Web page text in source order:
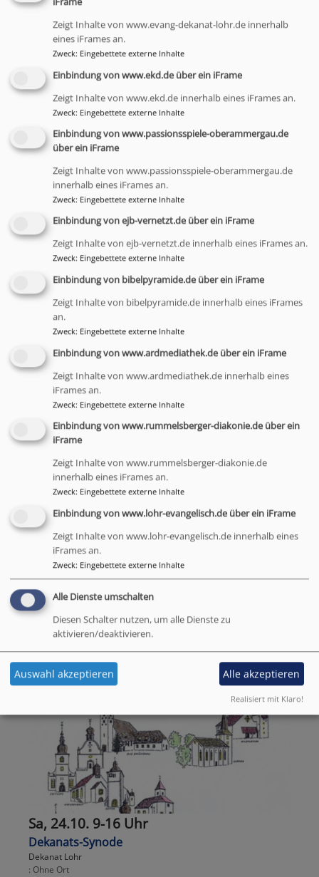
Sa, 26.9. 14-17:30 Uhr
Dekanatsfrauentag
Worte, die aufbauen - die Kraft des Zuspruchs
Bad Brückenau Gemeindehaus Bad Brückenau
Sa, 3.10. 18-21 Uhr
Christustag Youth -Zeit zur Begegnung &
Chillout
Trotz aller Unsicherheit – Jesus ist unser Friede
Abend mit moderner Lobpreismusik von Copyright by heaven,
Predigt von Andreas Müller (EC Deutschland) sowie viel Zeit für
Begegnung, Gespräche und eine Mocktailbar
Dekanatsjugendreferentin Melanie Stadelbauer
Bad Brückenau
Sa, 24.10. 9-16 Uhr
Dekanats-Synode
Dekanat Lohr
Ohne Ort
Zeigt Inhalte von www.evang-dekanat-lohr.de innerhalb
eines iFrames an.
Zweck: Eingebettete externe Inhalte
Einbindung von www.ekd.de über ein iFrame
Zeigt Inhalte von www.ekd.de innerhalb eines iFrames an.
Zweck: Eingebettete externe Inhalte
Einbindung von www.passionsspiele-oberammergau.de
über ein iFrame
Zeigt Inhalte von www.passionsspiele-oberammergau.de
innerhalb eines iFrames an.
Zweck: Eingebettete externe Inhalte
Einbindung von ejb-vernetzt.de über ein iFrame
Zeigt Inhalte von ejb-vernetzt.de innerhalb eines iFrames an.
Zweck: Eingebettete externe Inhalte
Einbindung von bibelpyramide.de über ein iFrame
Zeigt Inhalte von bibelpyramide.de innerhalb eines iFrames
an.
Zweck: Eingebettete externe Inhalte
Einbindung von www.ardmediathek.de über ein iFrame
Zeigt Inhalte von www.ardmediathek.de innerhalb eines
iFrames an.
Zweck: Eingebettete externe Inhalte
Einbindung von www.rummelsberger-diakonie.de über ein
iFrame
Zeigt Inhalte von www.rummelsberger-diakonie.de
innerhalb eines iFrames an.
Zweck: Eingebettete externe Inhalte
Einbindung von www.lohr-evangelisch.de über ein iFrame
Zeigt Inhalte von www.lohr-evangelisch.de innerhalb eines
iFrames an.
Zweck: Eingebettete externe Inhalte
Alle Dienste umschalten
Diesen Schalter nutzen, um alle Dienste zu
aktivieren/deaktivieren.
Auswahl akzeptieren Alle akzeptieren
Realisiert mit Klaro!